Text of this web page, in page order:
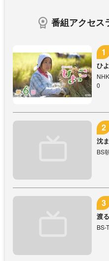
番組アクセス
ひ
0
沈
BS
渡
BS-